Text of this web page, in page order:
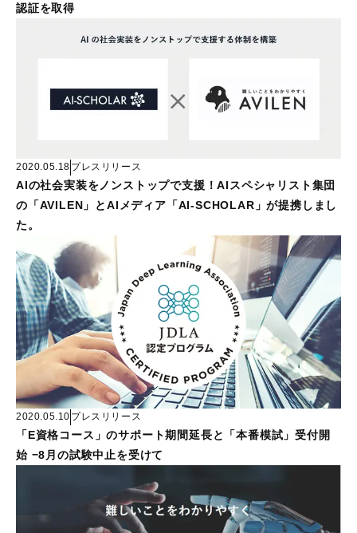
認証を取得
2020.05.18 プレスリリース
AIの社会実装をノンストップで支援！AIスペシャリスト集団
の「AVILEN」とAIメディア「AI-SCHOLAR」が提携しまし
た。
2020.05.10 プレスリリース
「E資格コース」のサポート期間延長と「本番模試」受付開
始 −8月の試験中止を受けて